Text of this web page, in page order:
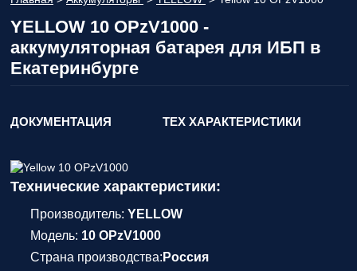
YELLOW 10 OPzV1000 -
аккумуляторная батарея для ИБП в
Екатеринбурге
ДОКУМЕНТАЦИЯ ТЕХ ХАРАКТЕРИСТИКИ
Технические характеристики:
Производитель: YELLOW
Модель: 10 OPzV1000
Страна производства: Россия